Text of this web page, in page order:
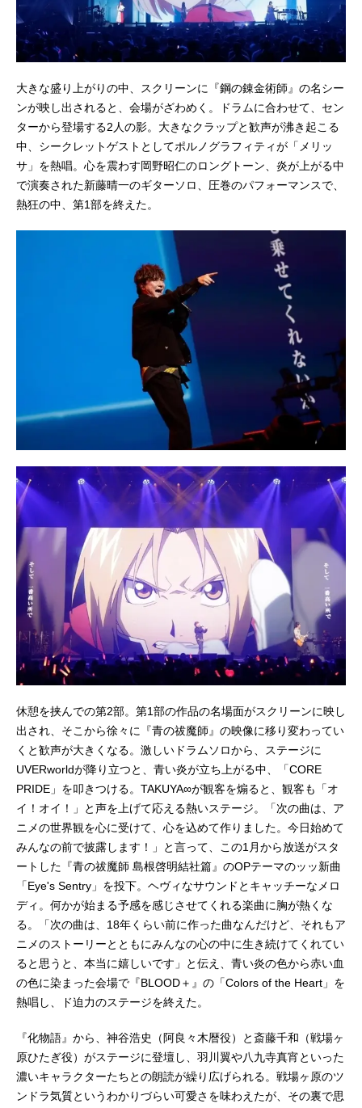
大きな盛り上がりの中、スクリーンに『鋼の錬金術師』の名シー
ンが映し出されると、会場がざわめく。ドラムに合わせて、セン
ターから登場する2人の影。大きなクラップと歓声が沸き起こる
中、シークレットゲストとしてポルノグラフィティが「メリッ
サ」を熱唱。心を震わす岡野昭仁のロングトーン、炎が上がる中
で演奏された新藤晴一のギターソロ、圧巻のパフォーマンスで、
熱狂の中、第1部を終えた。
休憩を挟んでの第2部。第1部の作品の名場面がスクリーンに映し
出され、そこから徐々に『青の祓魔師』の映像に移り変わってい
くと歓声が大きくなる。激しいドラムソロから、ステージに
UVERworldが降り立つと、青い炎が立ち上がる中、「CORE
PRIDE」を叩きつける。TAKUYA∞が観客を煽ると、観客も「オ
イ！オイ！」と声を上げて応える熱いステージ。「次の曲は、ア
ニメの世界観を心に受けて、心を込めて作りました。今日始めて
みんなの前で披露します！」と言って、この1月から放送がスタ
ートした『青の祓魔師 島根啓明結社篇』のOPテーマのッッ新曲
「Eye's Sentry」を投下。ヘヴィなサウンドとキャッチーなメロ
ディ。何かが始まる予感を感じさせてくれる楽曲に胸が熱くな
る。「次の曲は、18年くらい前に作った曲なんだけど、それもア
ニメのストーリーとともにみんなの心の中に生き続けてくれてい
ると思うと、本当に嬉しいです」と伝え、青い炎の色から赤い血
の色に染まった会場で『BLOOD＋』の「Colors of the Heart」を
熱唱し、ド迫力のステージを終えた。
『化物語』から、神谷浩史（阿良々木暦役）と斎藤千和（戦場ヶ
原ひたぎ役）がステージに登壇し、羽川翼や八九寺真宵といった
濃いキャラクターたちとの朗読が繰り広げられる。戦場ヶ原のツ
ンドラ気質というわかりづらい可愛さを味わえたが、その裏で思